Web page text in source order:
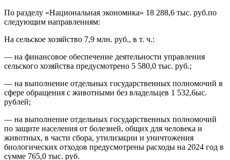
По разделу «Национальная экономика» 18 288,6 тыс. руб.по
следующим направлениям:
На сельское хозяйство 7,9 млн. руб., в т. ч.:
— на финансовое обеспечение деятельности управления
сельского хозяйства предусмотрено 5 580,0 тыс. руб.;
— на выполнение отдельных государственных полномочий в
сфере обращения с животными без владельцев 1 532,6ыс.
рублей;
— на выполнение отдельных государственных полномочий
по защите населения от болезней, общих для человека и
животных, в части сбора, утилизации и уничтожения
биологических отходов предусмотрены расходы на 2024 год в
сумме 765,0 тыс. руб.